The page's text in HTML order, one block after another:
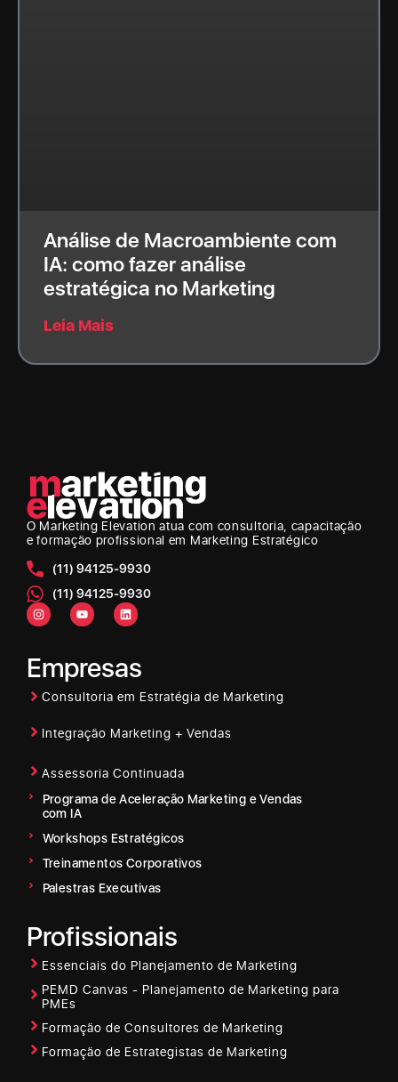
Análise de Macroambiente com
IA: como fazer análise
estratégica no Marketing
Leia Mais
O Marketing Elevation atua com consultoria, capacitação
e formação profissional em Marketing Estratégico
(11) 94125-9930
(11) 94125-9930
Empresas
Consultoria em Estratégia de Marketing
Integração Marketing + Vendas
Assessoria Continuada
Programa de Aceleração Marketing e Vendas
com IA
Workshops Estratégicos
Treinamentos Corporativos
Palestras Executivas
Profissionais
Essenciais do Planejamento de Marketing
PEMD Canvas - Planejamento de Marketing para
PMEs
Formação de Consultores de Marketing
Formação de Estrategistas de Marketing